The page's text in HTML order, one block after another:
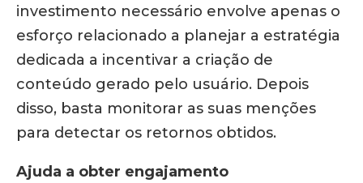
investimento necessário envolve apenas o
esforço relacionado a planejar a estratégia
dedicada a incentivar a criação de
conteúdo gerado pelo usuário. Depois
disso, basta monitorar as suas menções
para detectar os retornos obtidos.
Ajuda a obter engajamento